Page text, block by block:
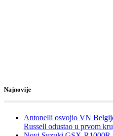
Najnovije
Antonelli osvojio VN
Russell odustao u prvom